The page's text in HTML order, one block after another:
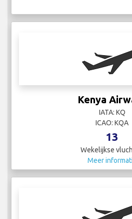
Kenya
IATA: KQ
ICAO: KQA
13
Wekelijkse
Meer
IATA: KL